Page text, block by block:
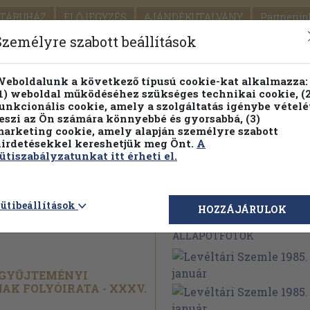
ELŐJEGYZÉS AJÁNDÉKUTALVÁNY
SEGÍTSÉG
PILLANATNYI ÁRAINK FENNTARTHATÓ
Részletes kereső Témaköri fa
FOLYÓIRATA - XXXV.
Megvásárolható
ÁLLAPOTFOTÓK
szabott beállítások
a következő típusú cookie-kat alkalmazza:
weboldal működéséhez szükséges technikai cookie,
cookie, amely a szolgáltatás igénybe
az Ön számára könnyebbé és gyorsabbá, (3)
cookie, amely alapján személyre szabott
kereshetjük meg Önt. A
itt érheti el.
HOZZÁJÁRULOK